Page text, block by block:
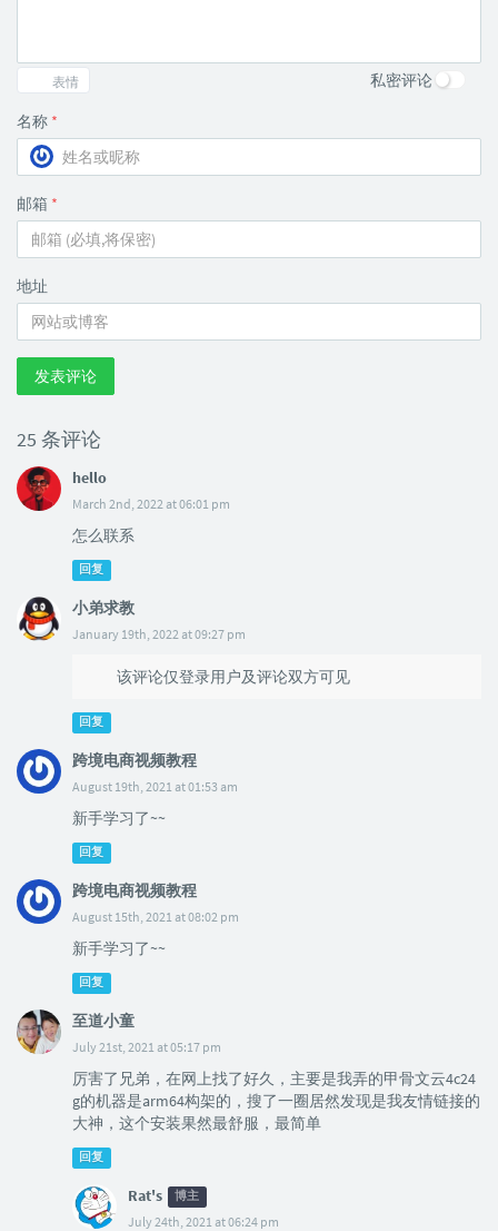
表情 私密评论
名称 *
邮箱 *
地址
发表评论
25 条评论
hello
March 2nd, 2022 at 06:01 pm
怎么联系
回复
小弟求教
January 19th, 2022 at 09:27 pm
该评论仅登录用户及评论双方可见
回复
跨境电商视频教程
August 19th, 2021 at 01:53 am
新手学习了~~
回复
跨境电商视频教程
August 15th, 2021 at 08:02 pm
新手学习了~~
回复
至道小童
July 21st, 2021 at 05:17 pm
厉害了兄弟，在网上找了好久，主要是我弄的甲骨文云4c24
g的机器是arm64构架的，搜了一圈居然发现是我友情链接的
大神，这个安装果然最舒服，最简单
回复
Rat's 博主
July 24th, 2021 at 06:24 pm